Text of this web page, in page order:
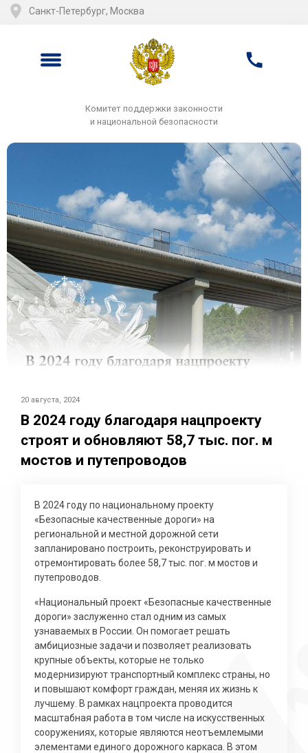
Санкт-Петербург, Москва
Комитет поддержки законности
и национальной безопасности
20 августа, 2024
В 2024 году благодаря нацпроекту
строят и обновляют 58,7 тыс. пог. м
мостов и путепроводов
В 2024 году по национальному проекту
«Безопасные качественные дороги» на
региональной и местной дорожной сети
запланировано построить, реконструировать и
отремонтировать более 58,7 тыс. пог. м мостов и
путепроводов.
«Национальный проект «Безопасные качественные
дороги» заслуженно стал одним из самых
узнаваемых в России. Он помогает решать
амбициозные задачи и позволяет реализовать
крупные объекты, которые не только
модернизируют транспортный комплекс страны, но
и повышают комфорт граждан, меняя их жизнь к
лучшему. В рамках нацпроекта проводится
масштабная работа в том числе на искусственных
сооружениях, которые являются неотъемлемыми
элементами единого дорожного каркаса. В этом